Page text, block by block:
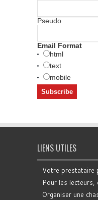
Pseudo
Email Format
html
text
mobile
LIENS UTILES
Votre prestataire
Pour les
Organiser une